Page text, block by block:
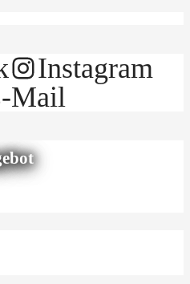
Instagram
Mail